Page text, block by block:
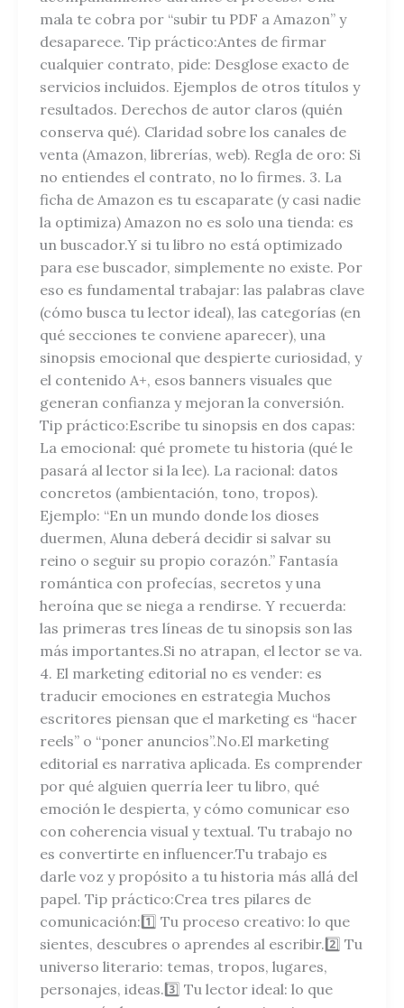
mala te cobra por “subir tu PDF a Amazon” y
desaparece. Tip práctico:Antes de firmar
cualquier contrato, pide: Desglose exacto de
servicios incluidos. Ejemplos de otros títulos y
resultados. Derechos de autor claros (quién
conserva qué). Claridad sobre los canales de
venta (Amazon, librerías, web). Regla de oro: Si
no entiendes el contrato, no lo firmes. 3. La
ficha de Amazon es tu escaparate (y casi nadie
la optimiza) Amazon no es solo una tienda: es
un buscador.Y si tu libro no está optimizado
para ese buscador, simplemente no existe. Por
eso es fundamental trabajar: las palabras clave
(cómo busca tu lector ideal), las categorías (en
qué secciones te conviene aparecer), una
sinopsis emocional que despierte curiosidad, y
el contenido A+, esos banners visuales que
generan confianza y mejoran la conversión.
Tip práctico:Escribe tu sinopsis en dos capas:
La emocional: qué promete tu historia (qué le
pasará al lector si la lee). La racional: datos
concretos (ambientación, tono, tropos).
Ejemplo: “En un mundo donde los dioses
duermen, Aluna deberá decidir si salvar su
reino o seguir su propio corazón.” Fantasía
romántica con profecías, secretos y una
heroína que se niega a rendirse. Y recuerda:
las primeras tres líneas de tu sinopsis son las
más importantes.Si no atrapan, el lector se va.
4. El marketing editorial no es vender: es
traducir emociones en estrategia Muchos
escritores piensan que el marketing es “hacer
reels” o “poner anuncios”.No.El marketing
editorial es narrativa aplicada. Es comprender
por qué alguien querría leer tu libro, qué
emoción le despierta, y cómo comunicar eso
con coherencia visual y textual. Tu trabajo no
es convertirte en influencer.Tu trabajo es
darle voz y propósito a tu historia más allá del
papel. Tip práctico:Crea tres pilares de
comunicación:1️⃣ Tu proceso creativo: lo que
sientes, descubres o aprendes al escribir.2️⃣ Tu
universo literario: temas, tropos, lugares,
personajes, ideas.3️⃣ Tu lector ideal: lo que